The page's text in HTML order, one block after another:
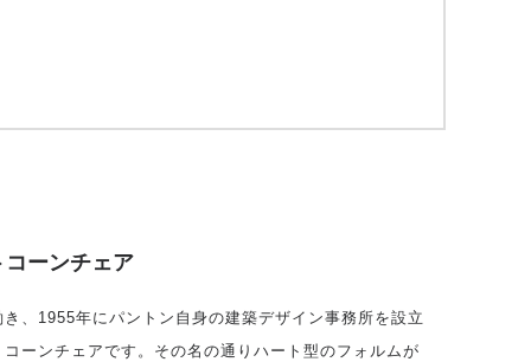
ーンチェア
、1955年にパントン自身の建築デザイン事務所を設立
ーンチェアです。その名の通りハート型のフォルムが